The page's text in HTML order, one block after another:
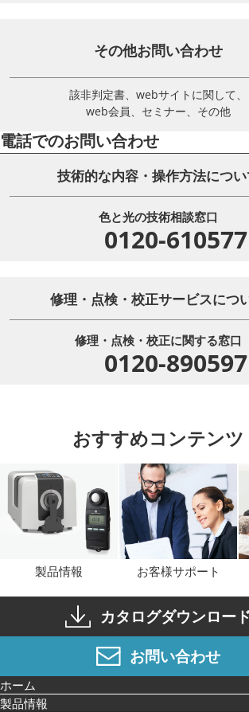
その他お問い合わせ
該非判定書、webサイトに関して、
web会員、セミナー、その他
電話でのお問い合わせ
技術的な内容・操作方法につ
色と光の技術相談窓口
0120-610577
修理・点検・校正サービスにつ
修理・点検・校正に関する窓口
0120-890597
おすすめコンテンツ
製品情報 お客様サポート
カタログダウンロー
お問い合わせ
ホーム
製品情報